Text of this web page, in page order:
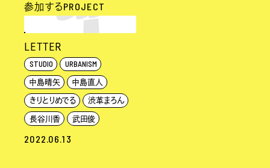
参加するPROJECT
LETTER
STUDIO
URBANISM
中島晴矢 中島直人
きりとりめでる 渋革まろん
長谷川香 武田俊
2022.06.13